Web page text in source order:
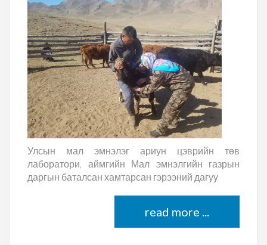
Улсын мал эмнэлэг ариун цэврийн төв
лаборатори, аймгийн Мал эмнэлгийн газрын
даргын баталсан хамтарсан гэрээний дагуу
read more ...